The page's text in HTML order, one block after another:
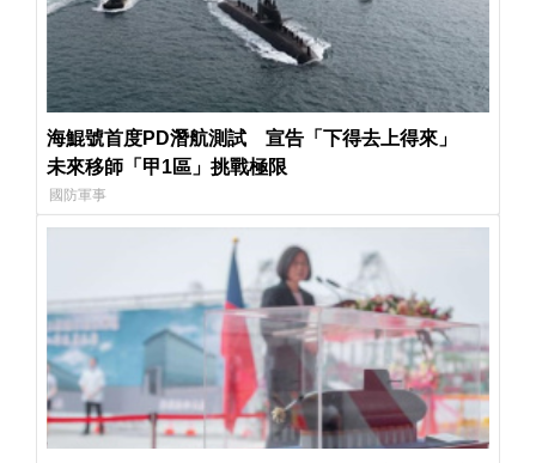
海鯤號首度PD潛航測試 宣告「下得去上得來」
未來移師「甲1區」挑戰極限
國防軍事